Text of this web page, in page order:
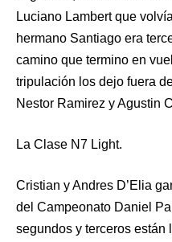
Luciano Lambert que
hermano Santiago era
camino que termino en
tripulación los dejo fuera
Nestor Ramirez y Agustin
La Clase N7 Light.
Cristian y Andres D’Elia
del Campeonato Daniel
segundos y terceros están